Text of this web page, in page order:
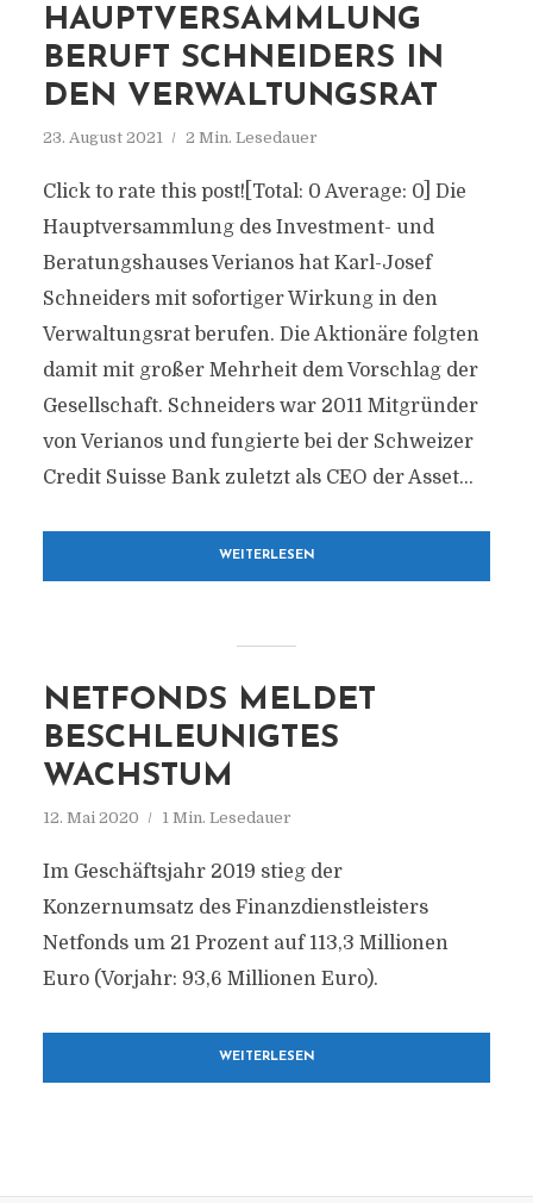
HAUPTVERSAMMLUNG
BERUFT SCHNEIDERS IN
DEN VERWALTUNGSRAT
23. August 2021 2 Min. Lesedauer
Click to rate this post![Total: 0 Average: 0] Die
Hauptversammlung des Investment- und
Beratungshauses Verianos hat Karl-Josef
Schneiders mit sofortiger Wirkung in den
Verwaltungsrat berufen. Die Aktionäre folgten
damit mit großer Mehrheit dem Vorschlag der
Gesellschaft. Schneiders war 2011 Mitgründer
von Verianos und fungierte bei der Schweizer
Credit Suisse Bank zuletzt als CEO der Asset...
WEITERLESEN
NETFONDS MELDET
BESCHLEUNIGTES
WACHSTUM
12. Mai 2020 1 Min. Lesedauer
Im Geschäftsjahr 2019 stieg der
Konzernumsatz des Finanzdienstleisters
Netfonds um 21 Prozent auf 113,3 Millionen
Euro (Vorjahr: 93,6 Millionen Euro).
WEITERLESEN